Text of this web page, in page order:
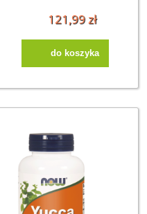
121,99 zł
do koszyka